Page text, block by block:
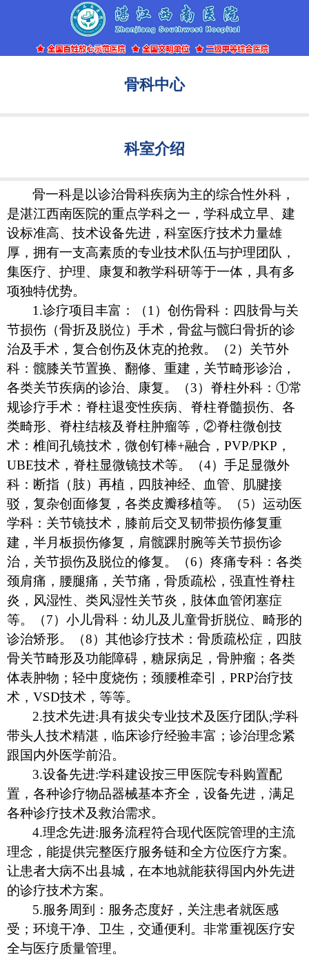
骨科中心
科室介绍
骨一科是以诊治骨科疾病为主的综合性外科，
是湛江西南医院的重点学科之一，学科成立早、建
设标准高、技术设备先进，科室医疗技术力量雄
厚，拥有一支高素质的专业技术队伍与护理团队，
集医疗、护理、康复和教学科研等于一体，具有多
项独特优势。
1.诊疗项目丰富：（1）创伤骨科：四肢骨与关
节损伤（骨折及脱位）手术，骨盆与髋臼骨折的诊
治及手术，复合创伤及休克的抢救。（2）关节外
科：髋膝关节置换、翻修、重建，关节畸形诊治，
各类关节疾病的诊治、康复。（3）脊柱外科：①常
规诊疗手术：脊柱退变性疾病、脊柱脊髓损伤、各
类畸形、脊柱结核及脊柱肿瘤等，②脊柱微创技
术：椎间孔镜技术，微创钉棒+融合，PVP/PKP，
UBE技术，脊柱显微镜技术等。（4）手足显微外
科：断指（肢）再植，四肢神经、血管、肌腱接
驳，复杂创面修复，各类皮瓣移植等。（5）运动医
学科：关节镜技术，膝前后交叉韧带损伤修复重
建，半月板损伤修复，肩髋踝肘腕等关节损伤诊
治，关节损伤及脱位的修复。（6）疼痛专科：各类
颈肩痛，腰腿痛，关节痛，骨质疏松，强直性脊柱
炎，风湿性、类风湿性关节炎，肢体血管闭塞症
等。（7）小儿骨科：幼儿及儿童骨折脱位、畸形的
诊治矫形。（8） 其他诊疗技术：骨质疏松症，四肢
骨关节畸形及功能障碍，糖尿病足，骨肿瘤；各类
体表肿物；轻中度烧伤；颈腰椎牵引， PRP治疗技
术， VSD技术 ，等等。
2.技术先进:具有拔尖专业技术及医疗团队;学科
带头人技术精湛，临床诊疗经验丰富；诊治理念紧
跟国内外医学前沿。
3.设备先进:学科建设按三甲医院专科购置配
置，各种诊疗物品器械基本齐全，设备先进，满足
各种诊疗技术及救治需求。
4.理念先进:服务流程符合现代医院管理的主流
理念，能提供完整医疗服务链和全方位医疗方案。
让患者大病不出县城，在本地就能获得国内外先进
的诊疗技术方案。
5.服务周到：服务态度好，关注患者就医感
受；环境干净、卫生，交通便利。非常重视医疗安
全与医疗质量管理。